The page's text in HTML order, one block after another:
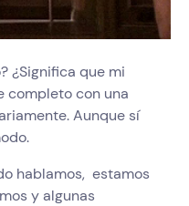
¿Significa que mi
completo con una
Aunque sí
hablamos, estamos
y algunas